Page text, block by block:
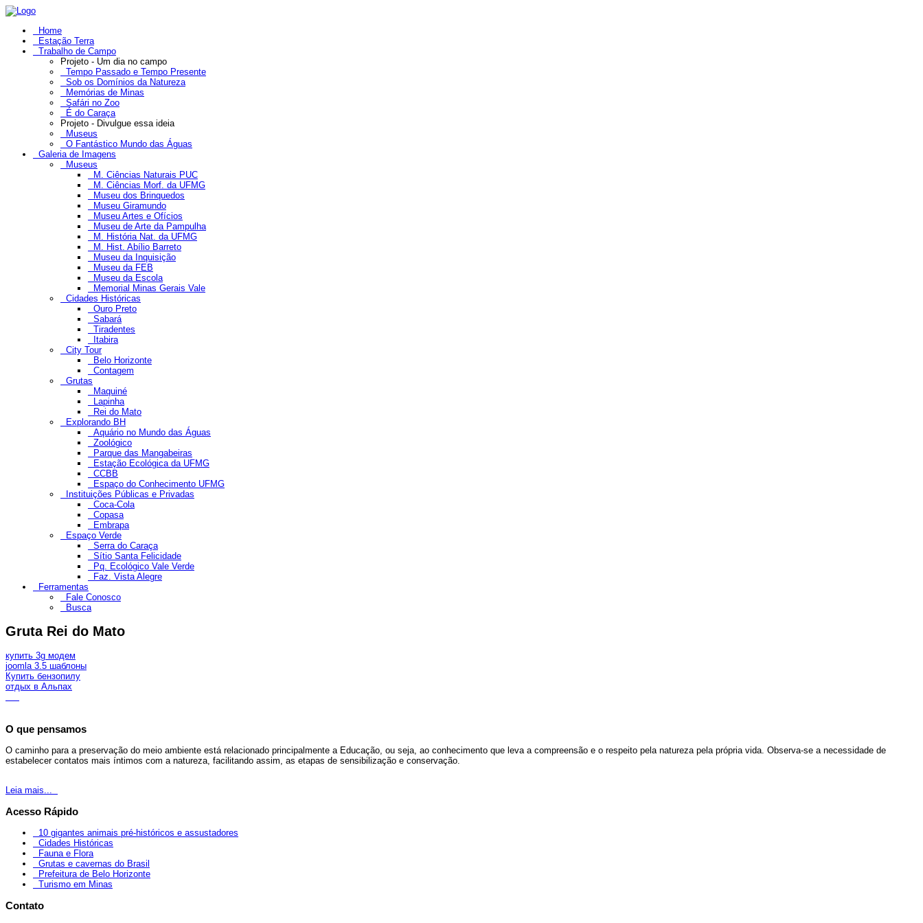
Home
Estação Terra
Trabalho de Campo
Projeto - Um dia no campo
Tempo Passado e Tempo Presente
Sob os Domínios da Natureza
Memórias de Minas
Safári no Zoo
É do Caraça
Projeto - Divulgue essa ideia
Museus
O Fantástico Mundo das Águas
Galeria de Imagens
Museus
M. Ciências Naturais PUC
M. Ciências Morf. da UFMG
Museu dos Brinquedos
Museu Giramundo
Museu Artes e Ofícios
Museu de Arte da Pampulha
M. História Nat. da UFMG
M. Hist. Abílio Barreto
Museu da Inquisição
Museu da FEB
Museu da Escola
Memorial Minas Gerais Vale
Cidades Históricas
Ouro Preto
Sabará
Tiradentes
Itabira
City Tour
Belo Horizonte
Contagem
Grutas
Maquiné
Lapinha
Rei do Mato
Explorando BH
Aquário no Mundo das Águas
Zoológico
Parque das Mangabeiras
Estação Ecológica da UFMG
CCBB
Espaço do Conhecimento UFMG
Instituições Públicas e Privadas
Coca-Cola
Copasa
Embrapa
Espaço Verde
Serra do Caraça
Sítio Santa Felicidade
Pq. Ecológico Vale Verde
Faz. Vista Alegre
Ferramentas
Fale Conosco
Busca
Gruta Rei do Mato
купить 3g модем
joomla 3.5 шаблоны
Купить бензопилу
отдых в Альпах
O que pensamos
O caminho para a preservação do meio ambiente está relacionado principalmente a Educação, ou seja, ao conhecimento que leva a compreensão e o respeito pela natureza pela própria vida. Observa-se a necessidade de
estabelecer contatos mais íntimos com a natureza, facilitando assim, as etapas de sensibilização e conservação.
Leia mais...
Acesso Rápido
10 gigantes animais pré-históricos e assustadores
Cidades Históricas
Fauna e Flora
Grutas e cavernas do Brasil
Prefeitura de Belo Horizonte
Turismo em Minas
Contato